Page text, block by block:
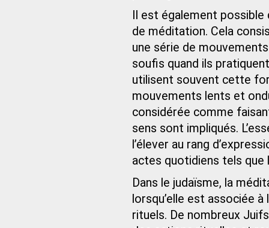
Il est également
de méditation. Cela
une série de
soufis quand ils
utilisent souvent cette
mouvements lents et
considérée comme
sens sont impliqués.
l’élever au rang
actes quotidiens tels que
Dans le judaïsme, la
lorsqu’elle est associée
rituels. De nombreux